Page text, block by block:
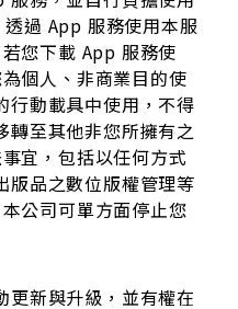
過 App 服務使用本服
您下載 App 服務使
個人、非商業目的使
行動載具中使用，不得
轉至其他非您所擁有之
宜，包括以任何方式
版品之數位版權管理等
公司可單方面停止您
更新與升級，並有權在